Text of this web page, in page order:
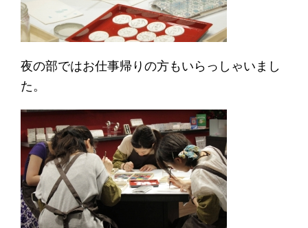
夜の部ではお仕事帰りの方もいらっしゃいまし
た。